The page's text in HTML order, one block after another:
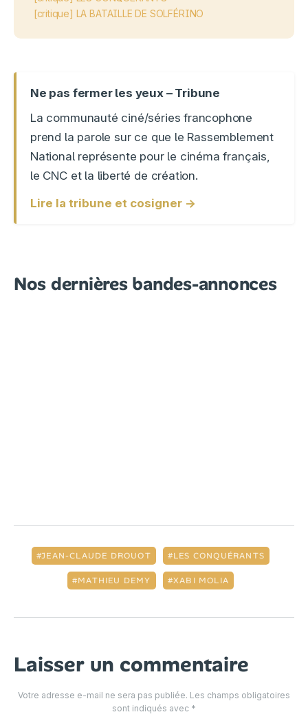
[critique] LA BATAILLE DE SOLFÉRINO
Ne pas fermer les yeux – Tribune
La communauté ciné/séries francophone
prend la parole sur ce que le Rassemblement
National représente pour le cinéma français,
le CNC et la liberté de création.
Lire la tribune et cosigner →
Nos dernières bandes-annonces
JEAN-CLAUDE DROUOT LES CONQUÉRANTS
MATHIEU DEMY XABI MOLIA
Laisser un commentaire
Votre adresse e-mail ne sera pas publiée. Les champs obligatoires
sont indiqués avec *